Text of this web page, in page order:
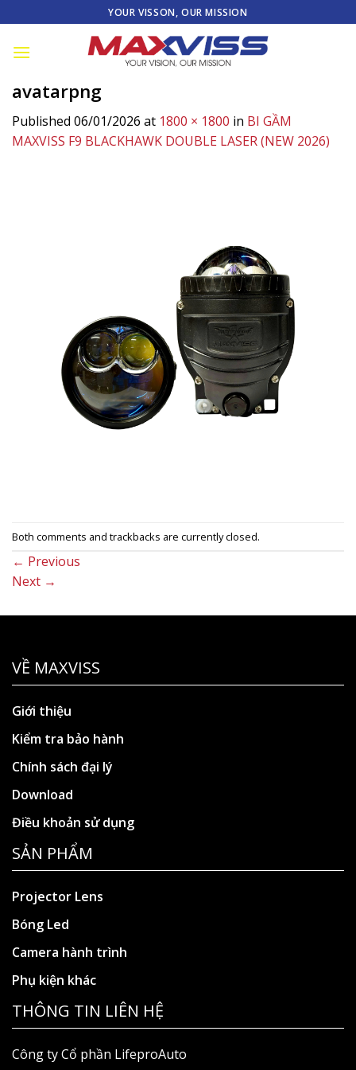
to
content
YOUR VISSON, OUR MISSION
avatarpng
Published 06/01/2026 at 1800 × 1800 in BI GẦM
MAXVISS F9 BLACKHAWK DOUBLE LASER (NEW 2026)
Both comments and trackbacks are currently closed.
← Previous
Next →
VỀ MAXVISS
Giới thiệu
Kiểm tra bảo hành
Chính sách đại lý
Download
Điều khoản sử dụng
SẢN PHẨM
Projector Lens
Bóng Led
Camera hành trình
Phụ kiện khác
THÔNG TIN LIÊN HỆ
Công ty Cổ phần LifeproAuto